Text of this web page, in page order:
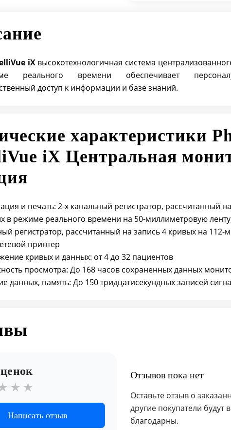
iX высокотехнологичная система
реального времени обеспечивает
доступ к информации и базе знаний.
характеристики
iX Центральная
и печать: 2-х канальный регистратор, рассчитанный
в режиме реального времени на 50-миллиметровую
регистратор, рассчитанный на запись 4 кривых на
принтер
кривых и данных: от 4 до 32 пациентов
просмотра: До 168 часов сохраненных данных
данных, память: До 150 тридцатисекундных записей
Написать отзыв
Отзывов пока нет
Оставьте отзыв о
другие покупатели будут
благодарны.